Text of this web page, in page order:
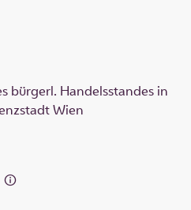
bürgerl. Handelsstandes in
Wien